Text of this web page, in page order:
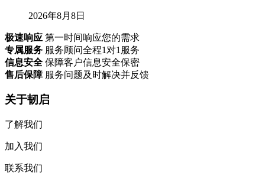
2026年8月8日
极速响应 第一时间响应您的需求
专属服务 服务顾问全程1对1服务
信息安全 保障客户信息安全保密
售后保障 服务问题及时解决并反馈
关于韧启
了解我们
加入我们
联系我们